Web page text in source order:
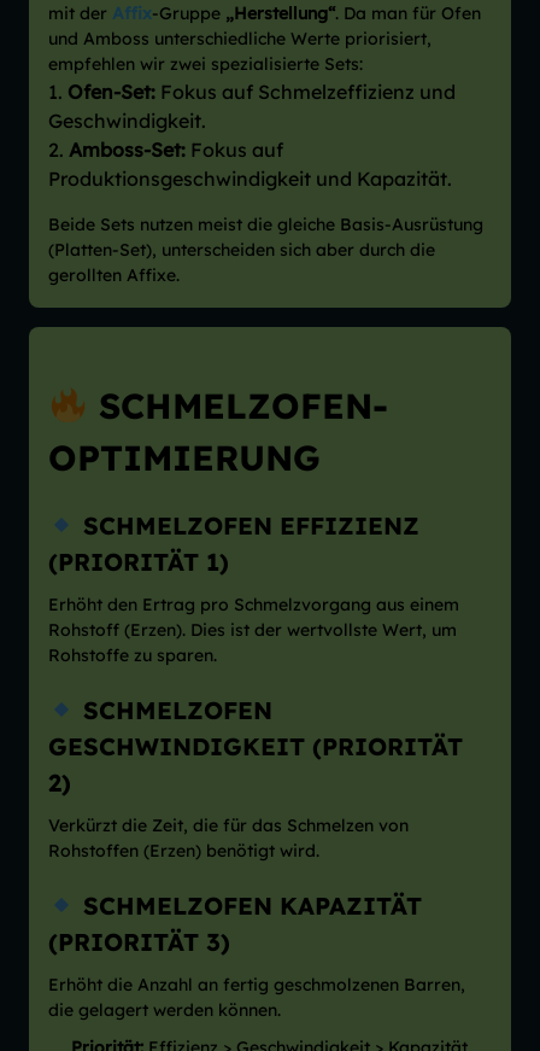
mit der Affix-Gruppe „Herstellung“. Da man für Ofen
und Amboss unterschiedliche Werte priorisiert,
empfehlen wir zwei spezialisierte Sets:
Ofen-Set: Fokus auf Schmelzeffizienz und
Geschwindigkeit.
Amboss-Set: Fokus auf
Produktionsgeschwindigkeit und Kapazität.
Beide Sets nutzen meist die gleiche Basis-Ausrüstung
(Platten-Set), unterscheiden sich aber durch die
gerollten Affixe.
SCHMELZOFEN-
OPTIMIERUNG
SCHMELZOFEN EFFIZIENZ
(PRIORITÄT 1)
Erhöht den Ertrag pro Schmelzvorgang aus einem
Rohstoff (Erzen). Dies ist der wertvollste Wert, um
Rohstoffe zu sparen.
SCHMELZOFEN
GESCHWINDIGKEIT (PRIORITÄT
2)
Verkürzt die Zeit, die für das Schmelzen von
Rohstoffen (Erzen) benötigt wird.
SCHMELZOFEN KAPAZITÄT
(PRIORITÄT 3)
Erhöht die Anzahl an fertig geschmolzenen Barren,
die gelagert werden können.